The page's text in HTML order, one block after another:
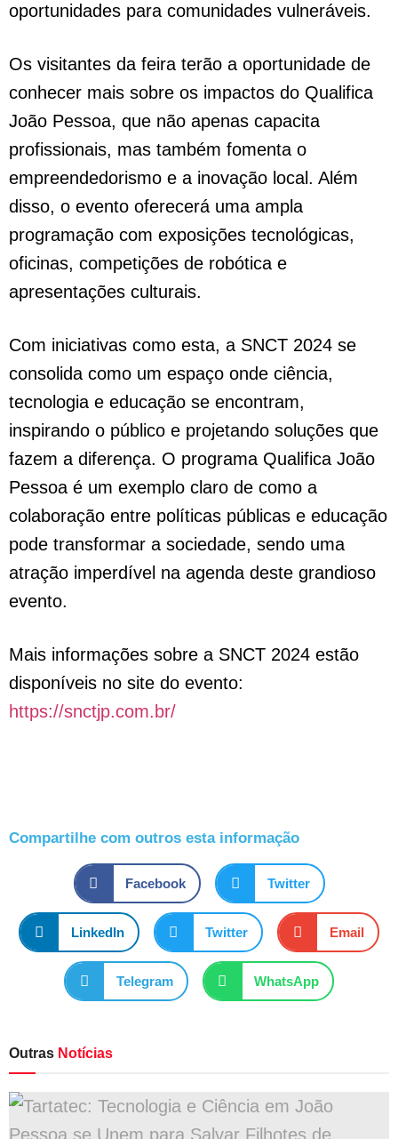
oportunidades para comunidades vulneráveis.
Os visitantes da feira terão a oportunidade de
conhecer mais sobre os impactos do Qualifica
João Pessoa, que não apenas capacita
profissionais, mas também fomenta o
empreendedorismo e a inovação local. Além
disso, o evento oferecerá uma ampla
programação com exposições tecnológicas,
oficinas, competições de robótica e
apresentações culturais.
Com iniciativas como esta, a SNCT 2024 se
consolida como um espaço onde ciência,
tecnologia e educação se encontram,
inspirando o público e projetando soluções que
fazem a diferença. O programa Qualifica João
Pessoa é um exemplo claro de como a
colaboração entre políticas públicas e educação
pode transformar a sociedade, sendo uma
atração imperdível na agenda deste grandioso
evento.
Mais informações sobre a SNCT 2024 estão
disponíveis no site do evento:
https://snctjp.com.br/
Compartilhe com outros esta informação
Facebook Twitter
LinkedIn Twitter Email
Telegram WhatsApp
Outras Notícias